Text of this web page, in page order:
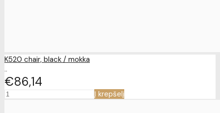
K520 chair, black / mokka
..
€86 14
Į krepšelį